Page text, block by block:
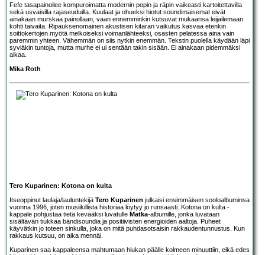
Fefe tasapainoilee kompuroimatta modernin popin ja räpin vaikeasti kartoitettavilla
sekä usvaisilla rajaseuduilla. Kuulaat ja ohueksi hiotut soundimaisemat eivät
ainakaan murskaa painollaan, vaan ennemminkin kutsuvat mukaansa leijailemaan
kohti taivaita. Ripauksenomainen akustisen kitaran vaikutus kasvaa etenkin
soittokertojen myötä melkoiseksi voimanlähteeksi, osasten pelatessa aina vain
paremmin yhteen. Vähemmän on siis nytkin enemmän. Tekstin puolella käydään läpi
syviäkin tuntoja, mutta murhe ei ui sentään takin sisään. Ei ainakaan pidemmäksi
aikaa.
Mika Roth
Tero Kuparinen: Kotona on kulta
Itseoppinut laulaja/lauluntekijä Tero Kuparinen julkaisi ensimmäisen sooloalbuminsa
vuonna 1996, joten musiikillista historiaa löytyy jo runsaasti. Kotona on kulta -
kappale pohjustaa tietä kevääksi luvatulle Matka-albumille, jonka luvataan
sisältävän tiukkaa bändisoundia ja positiivisten energioiden aaltoja. Puheet
käyvätkin jo toteen sinkulla, joka on mitä puhdasotsaisin rakkaudentunnustus. Kun
rakkaus kutsuu, on aika mennäi.
Kuparinen saa kappaleensa mahtumaan hiukan päälle kolmeen minuuttiin, eikä edes